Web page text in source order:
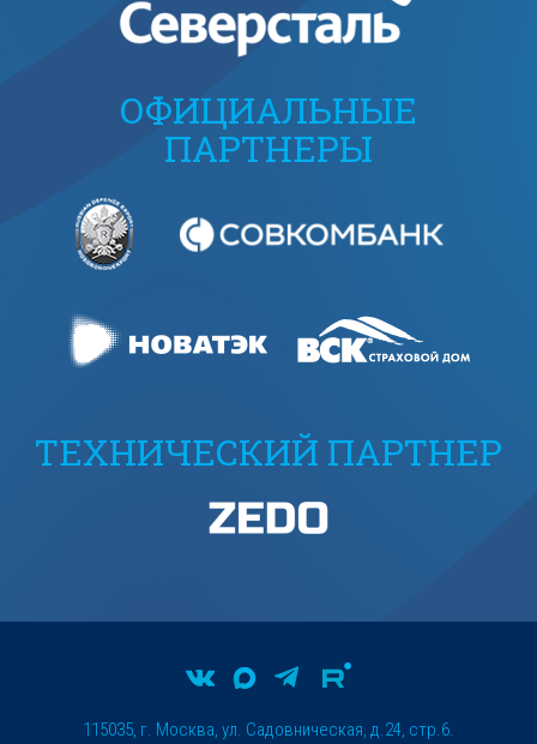
ОФИЦИАЛЬНЫЕ
ПАРТНЕРЫ
ТЕХНИЧЕСКИЙ ПАРТНЕР
115035, г. Москва, ул. Садовническая, д.24, стр.6.